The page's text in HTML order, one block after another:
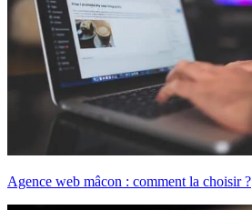
Agence web mâcon : comment la choisir ?